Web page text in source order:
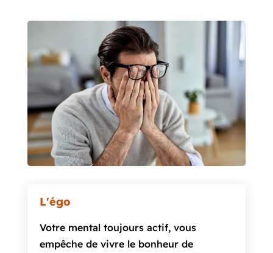
L'égo
Votre mental toujours actif, vous
empêche de vivre le bonheur de